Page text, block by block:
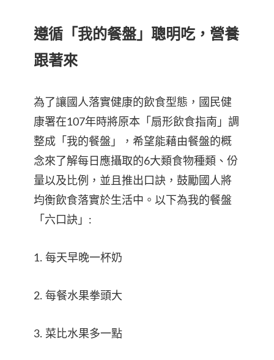
遵循「我的餐盤」聰明吃，營養
跟著來
為了讓國人落實健康的飲食型態，國民健
康署在107年時將原本「扇形飲食指南」調
整成「我的餐盤」，希望能藉由餐盤的概
念來了解每日應攝取的6大類食物種類、份
量以及比例，並且推出口訣，鼓勵國人將
均衡飲食落實於生活中。以下為我的餐盤
「六口訣」:
1. 每天早晚一杯奶
2. 每餐水果拳頭大
3. 菜比水果多一點